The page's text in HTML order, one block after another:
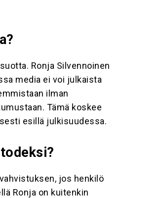
Ronja Silvennoinen
media ei voi julkaista
ilman
Tämä koskee
esillä julkisuudessa.
jos henkilö
Ronja on kuitenkin